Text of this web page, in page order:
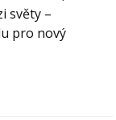
světy –
pro nový